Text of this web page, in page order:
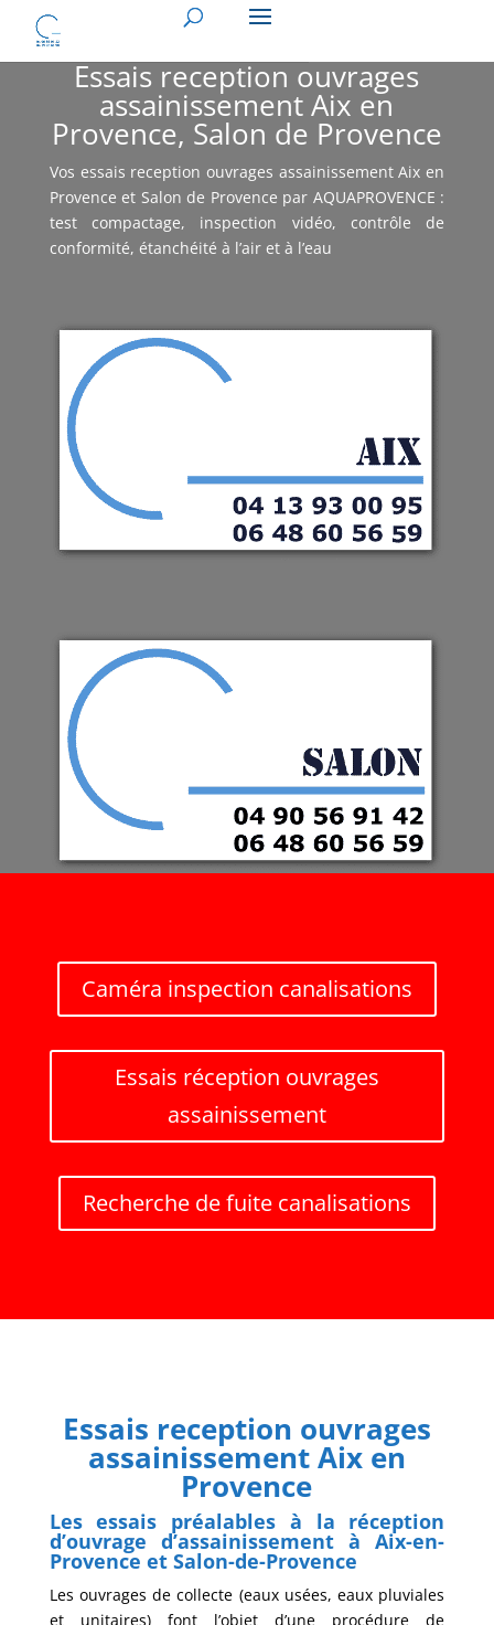
Essais reception ouvrages
assainissement Aix en
Provence, Salon de Provence
Vos essais reception ouvrages assainissement Aix en
Provence et Salon de Provence par AQUAPROVENCE :
test compactage, inspection vidéo, contrôle de
conformité, étanchéité à l’air et à l’eau
Caméra inspection canalisations
Essais réception ouvrages
assainissement
Recherche de fuite canalisations
Essais reception ouvrages
assainissement Aix en
Provence
Les essais préalables à la réception
d’ouvrage d’assainissement à Aix-en-
Provence et Salon-de-Provence
Les ouvrages de collecte (eaux usées, eaux pluviales
et unitaires) font l’objet d’une procédure de